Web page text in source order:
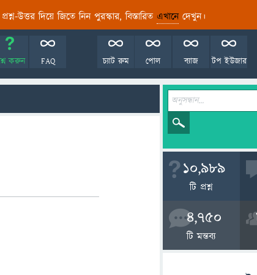
উত্তর দিয়ে জিতে নিন পুরস্কার, বিস্তারিত এখানেদেখুন।
করুন FAQ টপ ইউজার
ব্যাজ
পোল
চ্যাট রুম
10,989
টি প্রশ্ন
4,750
টি মন্তব্য